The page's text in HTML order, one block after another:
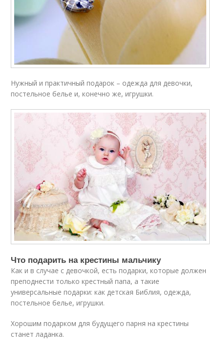
Нужный и практичный подарок – одежда для девочки,
постельное белье и, конечно же, игрушки.
Что подарить на крестины мальчику
Как и в случае с девочкой, есть подарки, которые должен
преподнести только крестный папа, а такие
универсальные подарки: как детская Библия, одежда,
постельное белье, игрушки.
Хорошим подарком для будущего парня на крестины
станет ладанка.